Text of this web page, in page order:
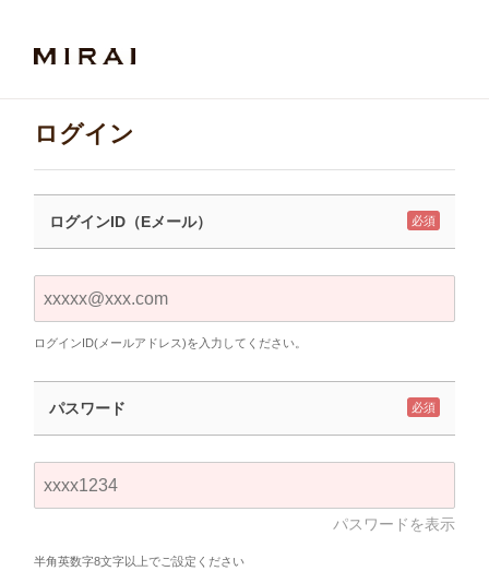
ログイン
ログインID（Eメール） 必須
ログインID(メールアドレス)を入力してください。
パスワード 必須
パスワードを表示
半角英数字8文字以上でご設定ください